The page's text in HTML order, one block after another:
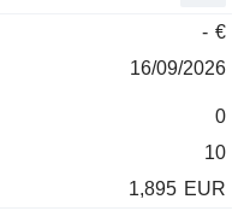
- €
16/09/2026
0
10
1,895 EUR